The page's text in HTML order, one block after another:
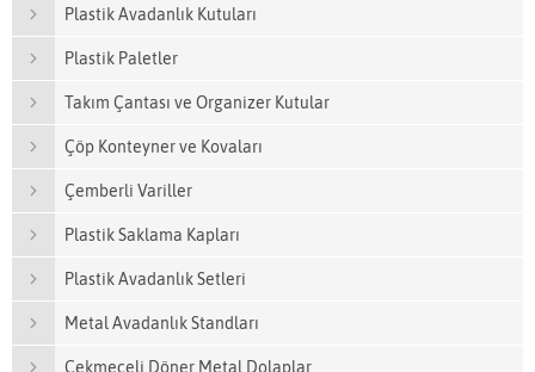
Plastik Avadanlık Kutuları
Plastik Paletler
Takım Çantası ve Organizer Kutular
Çöp Konteyner ve Kovaları
Çemberli Variller
Plastik Saklama Kapları
Plastik Avadanlık Setleri
Metal Avadanlık Standları
Çekmeceli Döner Metal Dolaplar